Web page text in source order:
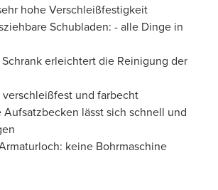
hohe Verschleißfestigkeit
Schubladen: - alle Dinge in
erleichtert die Reinigung der
verschleißfest und farbecht
Aufsatzbecken lässt sich schnell und
keine Bohrmaschine